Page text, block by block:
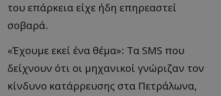
του επάρκεια είχε ήδη επηρεαστεί
σοβαρά.
«Έχουμε εκεί ένα θέμα»: Τα SMS που
δείχνουν ότι οι μηχανικοί γνώριζαν τον
κίνδυνο κατάρρευσης στα Πετράλωνα,